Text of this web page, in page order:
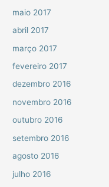
maio 2017
abril 2017
março 2017
fevereiro 2017
dezembro 2016
novembro 2016
outubro 2016
setembro 2016
agosto 2016
julho 2016